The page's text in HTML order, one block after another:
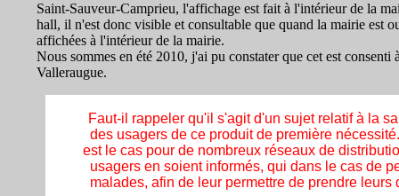
Saint-Sauveur-Camprieu, l'affichage est fait à l'intérieur de la
hall, il n'est donc visible et consultable que quand la mairie est
affichées à l'intérieur de la mairie.
Nous sommes en été 2010, j'ai pu constater que cet est
Valleraugue.
Faut-il rappeler qu'il s'agit d'un sujet relatif à la
des usagers de ce produit de première
est le cas pour de nombreux réseaux de
usagers en soient informés, qui dans le cas de
malades, afin de leur permettre de prendre